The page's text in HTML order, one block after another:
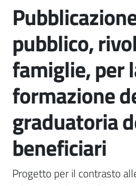
Amministrazione
Novità
Menu selezionato
Servizi
Vivere
il
Comune
Salta al contenuto
pubblico,
famiglie, per
formazione
graduatoria
beneficiari
Progetto per il contrasto